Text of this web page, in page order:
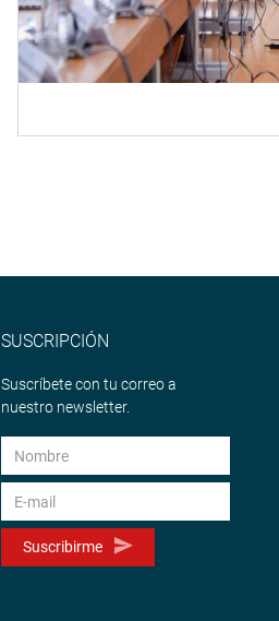
SUSCRIPCIÓN
Suscríbete con tu correo a
nuestro newsletter.
Suscribirme